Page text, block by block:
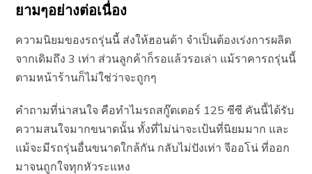
ยามๆอย่างต่อเนื่อง
ความนิยมของรถรุ่นนี้ ส่งให้ฮอนด้า จำเป็นต้องเร่งการผลิต
จากเดิมถึง 3 เท่า ส่วนลูกค้าก็รอแล้วรอเล่า แม้ราคารถรุ่นนี้
ตามหน้าร้านก็ไม่ใช่ว่าจะถูกๆ
คำถามที่น่าสนใจ คือทำไมรถสกู๊ตเตอร์ 125 ซีซี คันนี้ได้รับ
ความสนใจมากขนาดนั้น ทั้งที่ไม่น่าจะเป้นที่นิยมมาก และ
แม้จะมีรถรุ่นอื่นขนาดใกล้กัน กลับไม่ปังเท่า จีออโน่ ที่ออก
มาจนถูกใจทุกหัวระแหง